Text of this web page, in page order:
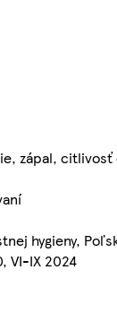
zápal, citlivosť
hygieny,
VI-IX 2024